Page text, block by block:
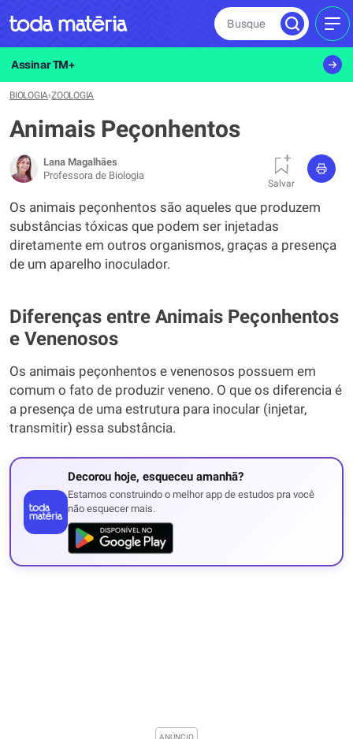
Busque
Assinar TM+
BIOLOGIA›ZOOLOGIA
Animais Peçonhentos
Lana Magalhães
Professora de Biologia
Salvar
Os animais peçonhentos são aqueles que produzem
substâncias tóxicas que podem ser injetadas
diretamente em outros organismos, graças a presença
de um aparelho inoculador.
Diferenças entre Animais Peçonhentos
e Venenosos
Os animais peçonhentos e venenosos possuem em
comum o fato de produzir veneno. O que os diferencia é
a presença de uma estrutura para inocular (injetar,
transmitir) essa substância.
Decorou hoje, esqueceu amanhã?
Estamos construindo o melhor app de estudos pra você
não esquecer mais.